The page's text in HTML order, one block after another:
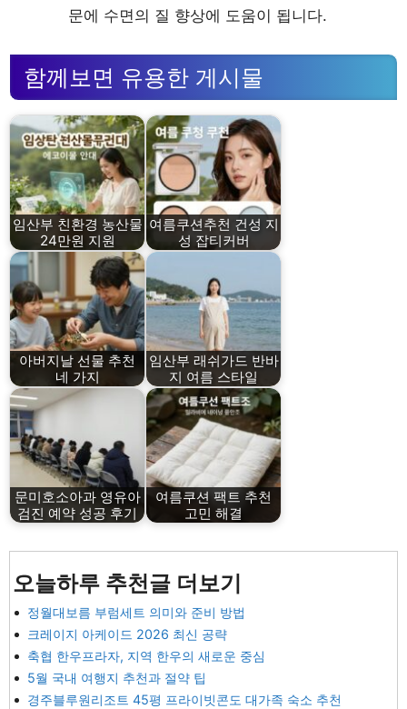
문에 수면의 질 향상에 도움이 됩니다.
함께보면 유용한 게시물
임산부 친환경 농산물
24만원 지원
여름쿠션추천 건성 지
성 잡티커버
아버지날 선물 추천
네 가지
임산부 래쉬가드 반바
지 여름 스타일
문미호소아과 영유아
검진 예약 성공 후기
여름쿠션 팩트 추천
고민 해결
오늘하루 추천글 더보기
정월대보름 부럼세트 의미와 준비 방법
크레이지 아케이드 2026 최신 공략
축협 한우프라자, 지역 한우의 새로운 중심
5월 국내 여행지 추천과 절약 팁
경주블루원리조트 45평 프라이빗콘도 대가족 숙소 추천